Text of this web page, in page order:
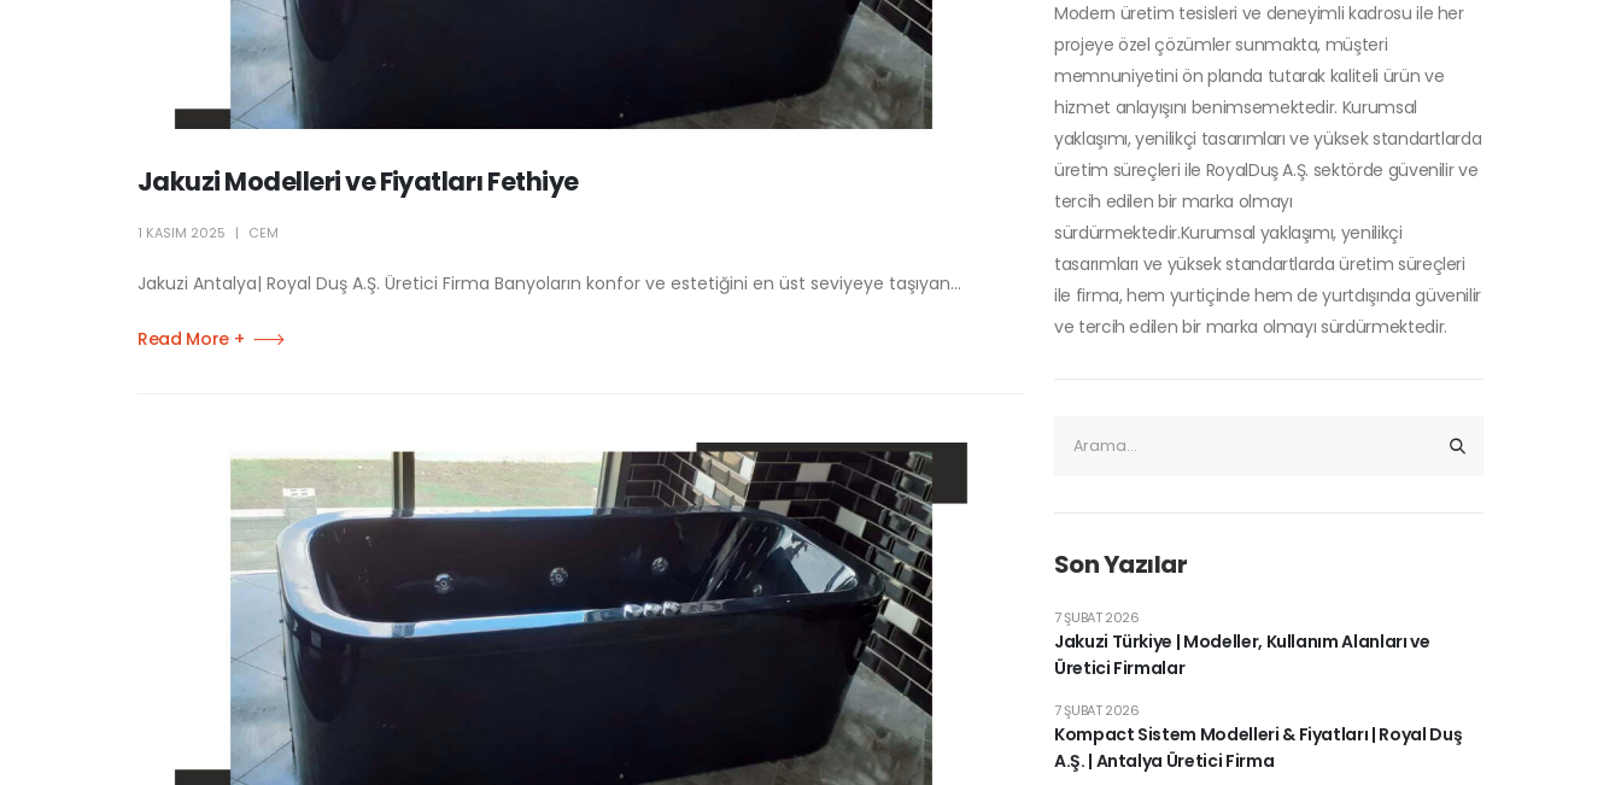
Jakuzi Modelleri ve Fiyatları Fethiye
1 KASIM 2025 CEM
Jakuzi Antalya| Royal Duş A.Ş. Üretici Firma Banyoların konfor ve estetiğini en üst seviyeye taşıyan...
Read More +
Modern üretim tesisleri ve deneyimli kadrosu ile her
projeye özel çözümler sunmakta, müşteri
memnuniyetini ön planda tutarak kaliteli ürün ve
hizmet anlayışını benimsemektedir. Kurumsal
yaklaşımı, yenilikçi tasarımları ve yüksek standartlarda
üretim süreçleri ile RoyalDuş A.Ş. sektörde güvenilir ve
tercih edilen bir marka olmayı
sürdürmektedir.Kurumsal yaklaşımı, yenilikçi
tasarımları ve yüksek standartlarda üretim süreçleri
ile firma, hem yurtiçinde hem de yurtdışında güvenilir
ve tercih edilen bir marka olmayı sürdürmektedir.
Son Yazılar
Jakuzi Türkiye | Modeller, Kullanım Alanları ve
Üretici Firmalar
7 ŞUBAT 2026
Kompact Sistem Modelleri & Fiyatları | Royal Duş
A.Ş. | Antalya Üretici Firma
7 ŞUBAT 2026